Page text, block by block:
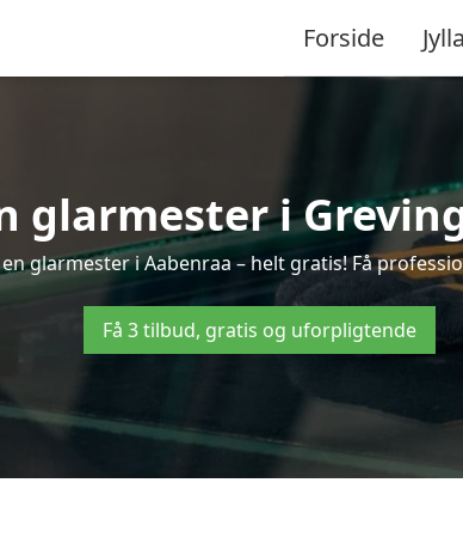
Forside
glarmester i
glarmester i Aabenraa – helt gratis! Få
Få 3 tilbud, gratis og uforpligtende